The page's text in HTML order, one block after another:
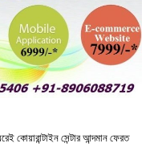
কোয়ারান্টাইন সেন্টার আন্দমান ফেরত